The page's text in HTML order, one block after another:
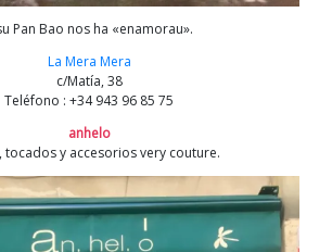
Pan Bao nos ha «enamorau».
La Mera Mera
c/Matía, 38
Teléfono : +34 943 96 85 75
anhelo
tocados y accesorios very couture.